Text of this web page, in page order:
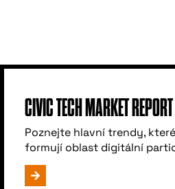
CIVIC TECH MARKET REPORT
Poznejte hlavní trendy,
formují oblast digitální